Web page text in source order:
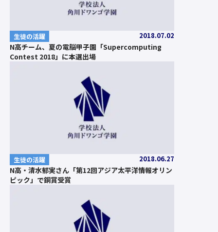
生徒の活躍 2018.07.02
N高チーム、夏の電脳甲子園「Supercomputing
Contest 2018」に本選出場
生徒の活躍 2018.06.27
N高・清水郁実さん「第12回アジア太平洋情報オリン
ピック」で銅賞受賞